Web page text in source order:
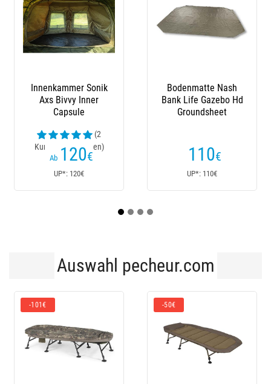
Bodenmatte Nash
Bank Life Gazebo Hd
Groundsheet
110 €
UP*: 110€
Mast-Set Nash
Gazebo Front Door
Kundenrezensionen)
Auswahl pecheur.com